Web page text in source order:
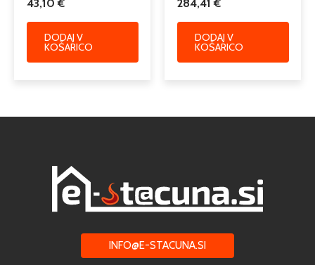
43,10€
DODAJ V
KOŠARICO
284,41€
DODAJ V
KOŠARICO
INFO@E-STACUNA.SI